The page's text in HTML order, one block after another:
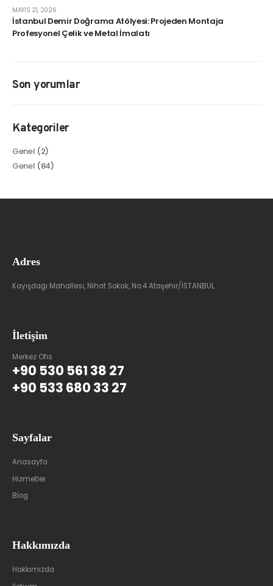
İstanbul Demir Doğrama Atölyesi: Projeden Montaja
Profesyonel Çelik ve Metal İmalatı
MAYIS 21, 2026
Son yorumlar
Kategoriler
Genel (2)
Genel (84)
Adres
Kayışdağı Mahallesi, Nihat Sokak, No:4 Ataşehir/İSTANBUL
İletişim
Merkez Ofis
+90 530 561 38 27
+90 533 680 33 27
Sayfalar
Anasayfa
Hizmetler
Blog
Hakkımızda
Hakkımızda